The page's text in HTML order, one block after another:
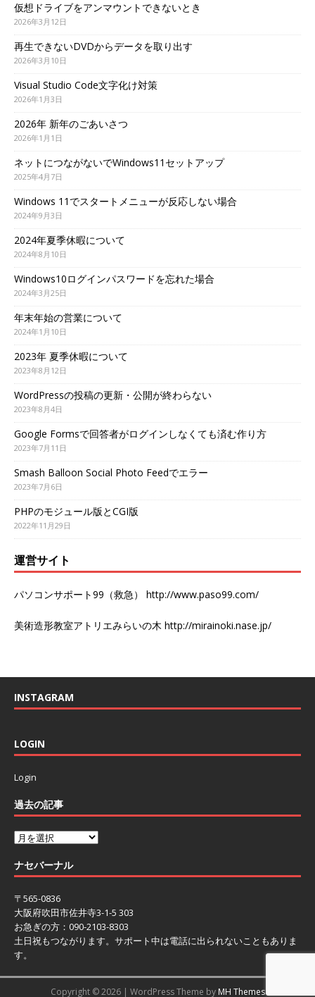
仮想ドライブをアンマウントできないとき
2026年3月12日
再生できないDVDからデータを取り出す
2026年3月10日
Visual Studio Code文字化け対策
2026年1月3日
2026年 新年のごあいさつ
2026年1月1日
ネットにつながないでWindows11セットアップ
2025年4月7日
Windows 11でスタートメニューが反応しない場合
2024年9月3日
2024年夏季休暇について
2024年8月10日
Windows10ログインパスワードを忘れた場合
2024年3月25日
年末年始の営業について
2024年1月10日
2023年 夏季休暇について
2023年8月12日
WordPressの投稿の更新・公開が終わらない
2023年8月4日
Google Formsで回答者がログインしなくても済む作り方
2023年7月11日
Smash Balloon Social Photo Feedでエラー
2023年7月6日
PHPのモジュール版とCGI版
2022年11月29日
運営サイト
パソコンサポート99（救急） http://www.paso99.com/
美術造形教室アトリエみらいの木 http://mirainoki.nase.jp/
INSTAGRAM
LOGIN
Login
過去の記事
ナセバーナル
〒565-0836
大阪府吹田市佐井寺3-1-5 303
お急ぎの方：090-2103-8303
土日祝もつながります。サポート中は電話に出られないこともありま
す。
Copyright © 2026 | WordPress Theme by MH Themes